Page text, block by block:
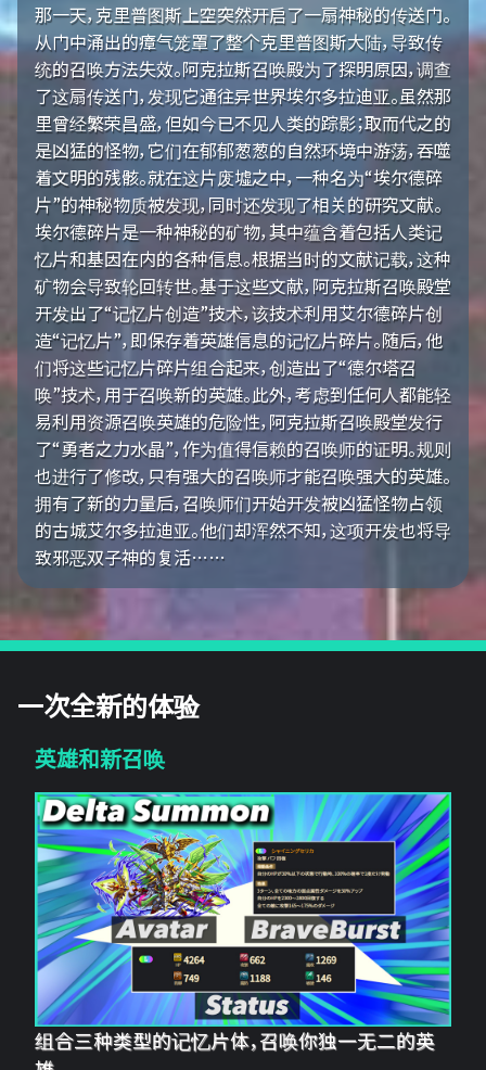
那一天，克里普图斯上空突然开启了一扇神秘的传送门。
从门中涌出的瘴气笼罩了整个克里普图斯大陆，导致传
统的召唤方法失效。阿克拉斯召唤殿为了探明原因，调查
了这扇传送门，发现它通往异世界埃尔多拉迪亚。虽然那
里曾经繁荣昌盛，但如今已不见人类的踪影；取而代之的
是凶猛的怪物，它们在郁郁葱葱的自然环境中游荡，吞噬
着文明的残骸。就在这片废墟之中，一种名为“埃尔德碎
片”的神秘物质被发现，同时还发现了相关的研究文献。
埃尔德碎片是一种神秘的矿物，其中蕴含着包括人类记
忆片和基因在内的各种信息。根据当时的文献记载，这种
矿物会导致轮回转世。基于这些文献，阿克拉斯召唤殿堂
开发出了“记忆片创造”技术，该技术利用艾尔德碎片创
造“记忆片”，即保存着英雄信息的记忆片碎片。随后，他
们将这些记忆片碎片组合起来，创造出了“德尔塔召
唤”技术，用于召唤新的英雄。此外，考虑到任何人都能轻
易利用资源召唤英雄的危险性，阿克拉斯召唤殿堂发行
了“勇者之力水晶”，作为值得信赖的召唤师的证明。规则
也进行了修改，只有强大的召唤师才能召唤强大的英雄。
拥有了新的力量后，召唤师们开始开发被凶猛怪物占领
的古城艾尔多拉迪亚。他们却浑然不知，这项开发也将导
致邪恶双子神的复活……
一次全新的体验
英雄和新召唤
组合三种类型的记忆片体，召唤你独一无二的英